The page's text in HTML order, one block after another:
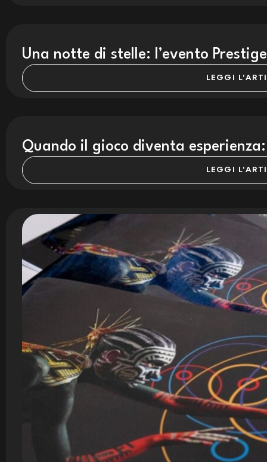
Una notte di stelle: l’evento
LEGGI
Quando il gioco diventa
LEGGI